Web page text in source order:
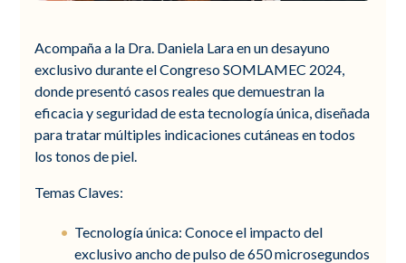
Acompaña a la Dra. Daniela Lara en un desayuno
exclusivo durante el Congreso SOMLAMEC 2024,
donde presentó casos reales que demuestran la
eficacia y seguridad de esta tecnología única, diseñada
para tratar múltiples indicaciones cutáneas en todos
los tonos de piel.
Temas Claves:
Tecnología única: Conoce el impacto del
exclusivo ancho de pulso de 650 microsegundos